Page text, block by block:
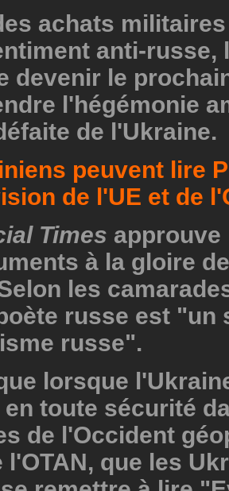
achats
anti-russe,
devenir le
l'hégémonie
de l'Ukraine.
peuvent lire
de l'UE et de
Times approuve
à la gloire
les
russe est "un
russe".
lorsque
en toute sécurité
de l'Occident
l'OTAN, que les